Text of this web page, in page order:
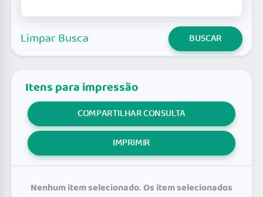
Limpar Busca BUSCAR
Itens para impressão
COMPARTILHAR CONSULTA
IMPRIMIR
Nenhum item selecionado. Os item selecionados